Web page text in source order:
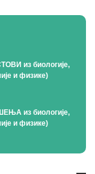
из биологије,
и физике)
из биологије,
и физике)